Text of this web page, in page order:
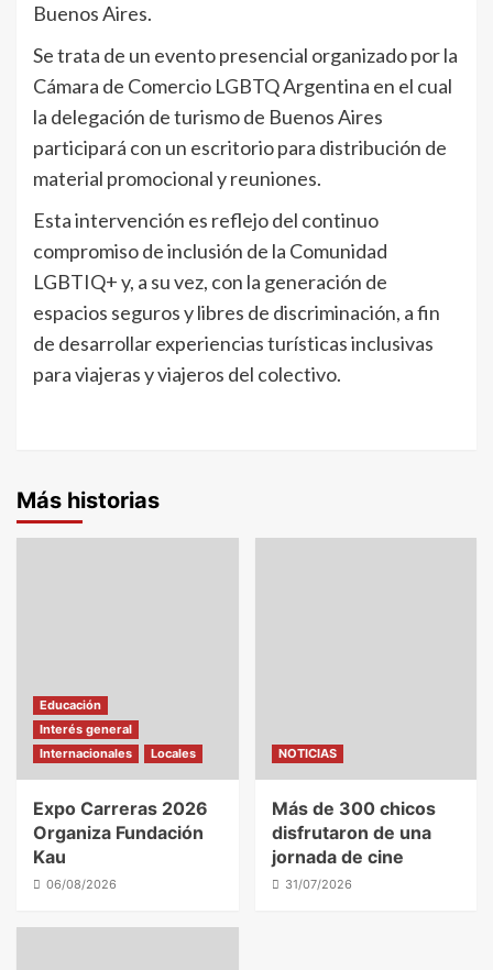
Buenos Aires.
Se trata de un evento presencial organizado por la
Cámara de Comercio LGBTQ Argentina en el cual
la delegación de turismo de Buenos Aires
participará con un escritorio para distribución de
material promocional y reuniones.
Esta intervención es reflejo del continuo
compromiso de inclusión de la Comunidad
LGBTIQ+ y, a su vez, con la generación de
espacios seguros y libres de discriminación, a fin
de desarrollar experiencias turísticas inclusivas
para viajeras y viajeros del colectivo.
Más historias
Educación
Interés general
Internacionales
Locales
Expo Carreras 2026
Organiza Fundación
Kau
06/08/2026
NOTICIAS
Más de 300 chicos
disfrutaron de una
jornada de cine
31/07/2026